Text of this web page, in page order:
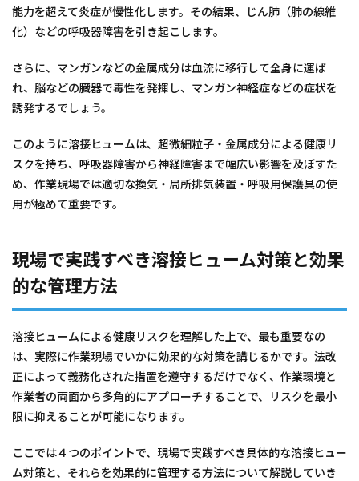
能力を超えて炎症が慢性化します。その結果、じん肺（肺の線維
化）などの呼吸器障害を引き起こします。
さらに、マンガンなどの金属成分は血流に移行して全身に運ば
れ、脳などの臓器で毒性を発揮し、マンガン神経症などの症状を
誘発するでしょう。
このように溶接ヒュームは、超微細粒子・金属成分による健康リ
スクを持ち、呼吸器障害から神経障害まで幅広い影響を及ぼすた
め、作業現場では適切な換気・局所排気装置・呼吸用保護具の使
用が極めて重要です。
現場で実践すべき溶接ヒューム対策と効果
的な管理方法
溶接ヒュームによる健康リスクを理解した上で、最も重要なの
は、実際に作業現場でいかに効果的な対策を講じるかです。法改
正によって義務化された措置を遵守するだけでなく、作業環境と
作業者の両面から多角的にアプローチすることで、リスクを最小
限に抑えることが可能になります。
ここでは４つのポイントで、現場で実践すべき具体的な溶接ヒュー
ム対策と、それらを効果的に管理する方法について解説していき